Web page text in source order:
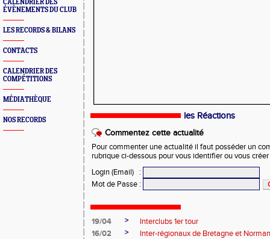
CALENDRIER DES
ÉVÈNEMENTS DU CLUB
LES RECORDS & BILANS
CONTACTS
CALENDRIER DES
COMPÉTITIONS
MÉDIATHÈQUE
NOS RECORDS les Réactions
Commentez cette actualité
Pour commenter une actualité il faut posséder un
rubrique ci-dessous pour vous identifier ou vous
Login (Email)
:
Mot de Passe :
19/04 >
Interclubs 1er tour
16/02
>
Inter-régionaux de Bretagne et